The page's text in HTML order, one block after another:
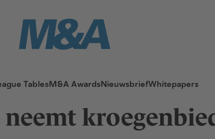
TablesM&A AwardsNieuwsbriefWhitepapers